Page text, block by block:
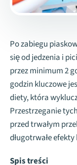
Po zabiegu
się od jedzenia i
przez minimum 2
godzin kluczowe
diety, która
Przestrzeganie
przed trwałym
długotrwałe
Spis treści